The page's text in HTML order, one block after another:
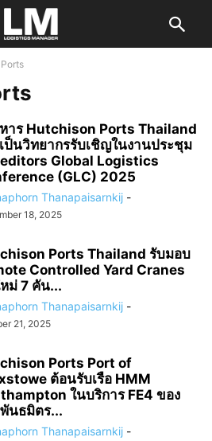
าร Hutchison Ports Thailand
ป็นวิทยากรรับเชิญในงานประชุม
Global Logistics
(GLC) 2025
Thanapaisarnkij -
18, 2025
Ports Thailand รับมอบ
Controlled Yard Cranes
ม่ 7 คัน...
Thanapaisarnkij -
21, 2025
Ports Port of
ต้อนรับเรือ HMM
ในบริการ FE4 ของ
นธมิตร...
Thanapaisarnkij -